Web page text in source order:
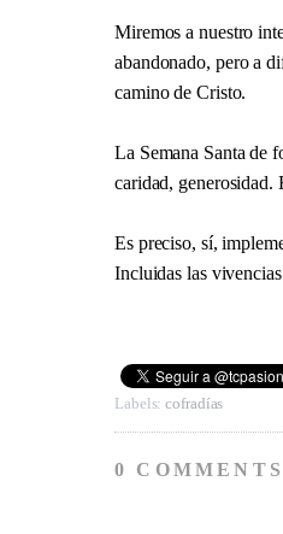
Miremos a nuestro
abandonado, pero a
camino de Cristo.
La Semana Santa de
caridad, generosidad.
Es preciso, sí,
Incluidas las vivencias
Labels:cofradías
0